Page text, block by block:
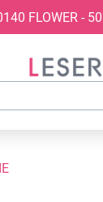
FLOWER -